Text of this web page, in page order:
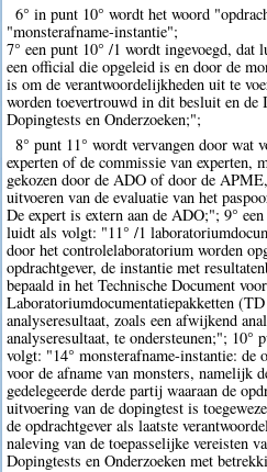
6° in punt 10° wordt het woord
"monsterafname-instantie";
7° een punt 10° /1 wordt ingevoegd,
een official die opgeleid is en door de
is om de verantwoordelijkheden uit te
worden toevertrouwd in dit besluit en de
Dopingtests en Onderzoeken;";
8° punt 11° wordt vervangen door wat
experten of de commissie van experten,
gekozen door de ADO of door de
uitvoeren van de evaluatie van het
De expert is extern aan de ADO;"; 9°
luidt als volgt: "11° /1
door het controlelaboratorium worden
opdrachtgever, de instantie met
bepaald in het Technische Document voor
Laboratoriumdocumentatiepakketten
analyseresultaat, zoals een afwijkend
analyseresultaat, te ondersteunen;"; 10°
volgt: "14° monsterafname-instantie: de
voor de afname van monsters, namelijk
gedelegeerde derde partij waaraan de
uitvoering van de dopingtest is
de opdrachtgever als laatste
naleving van de toepasselijke vereisten
Dopingtests en Onderzoeken met